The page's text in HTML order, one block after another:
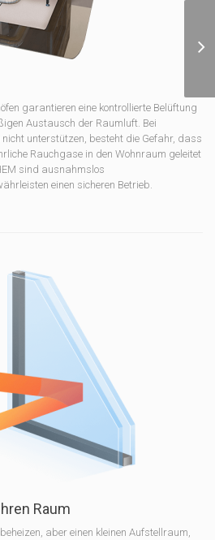
garantieren eine kontrollierte Belüftung
Austausch der Raumluft. Bei
unterstützen, besteht die Gefahr, dass
Rauchgase in den Wohnraum geleitet
sind ausnahmslos
einen sicheren Betrieb.
Raum
aber einen kleinen Aufstellraum,